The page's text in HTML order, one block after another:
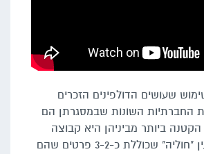
שעושים הדולפינים הזכרים
החברתיות השונות שבמסגרתן הם
ביותר מביניהן היא קבוצה
מסדר ראשון, מעין "חוליה" שכוללת כ-3-2 פרטים שהם